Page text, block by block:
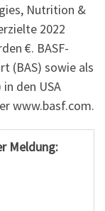
Nutrition &
2022
€. BASF-
(BAS) sowie als
den USA
www.basf.com.
Meldung: